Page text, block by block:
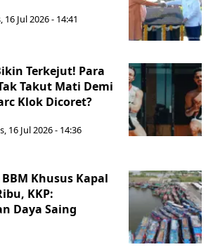
16 Jul 2026 - 14:41
Terkejut! Para
Takut Mati Demi
Klok Dicoret?
16 Jul 2026 - 14:36
Khusus Kapal
KKP:
Daya Saing